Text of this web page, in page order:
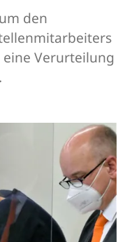
den
Verurteilung